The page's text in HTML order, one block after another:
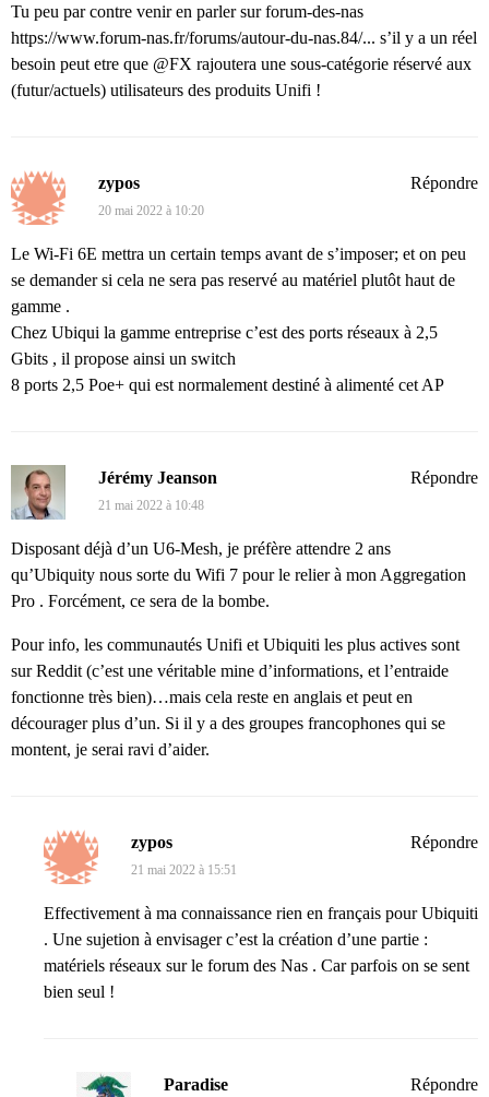
Tu peu par contre venir en parler sur forum-des-nas
https://www.forum-nas.fr/forums/autour-du-nas.84/... s’il y a un réel
besoin peut etre que @FX rajoutera une sous-catégorie réservé aux
(futur/actuels) utilisateurs des produits Unifi !
zypos
20 mai 2022 à 10:20
Le Wi-Fi 6E mettra un certain temps avant de s’imposer; et on peu
se demander si cela ne sera pas reservé au matériel plutôt haut de
gamme .
Chez Ubiqui la gamme entreprise c’est des ports réseaux à 2,5
Gbits , il propose ainsi un switch
8 ports 2,5 Poe+ qui est normalement destiné à alimenté cet AP
Répondre
Jérémy Jeanson
21 mai 2022 à 10:48
Disposant déjà d’un U6-Mesh, je préfère attendre 2 ans
qu’Ubiquity nous sorte du Wifi 7 pour le relier à mon Aggregation
Pro . Forcément, ce sera de la bombe.
Pour info, les communautés Unifi et Ubiquiti les plus actives sont
sur Reddit (c’est une véritable mine d’informations, et l’entraide
fonctionne très bien)…mais cela reste en anglais et peut en
décourager plus d’un. Si il y a des groupes francophones qui se
montent, je serai ravi d’aider.
Répondre
zypos
21 mai 2022 à 15:51
Effectivement à ma connaissance rien en français pour Ubiquiti
. Une sujetion à envisager c’est la création d’une partie :
matériels réseaux sur le forum des Nas . Car parfois on se sent
bien seul !
Répondre
Paradise Répondre